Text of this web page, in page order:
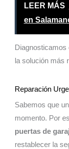
LEER MÁS
en
la solución más
Reparación
Sabemos que
momento. Por
puertas de
restablecer la